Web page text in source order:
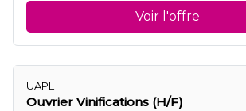
Voir l'offre
UAPL
Ouvrier Vinifications (H/F)